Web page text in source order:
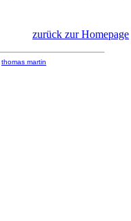
zurück zur Homepage
thomas martin